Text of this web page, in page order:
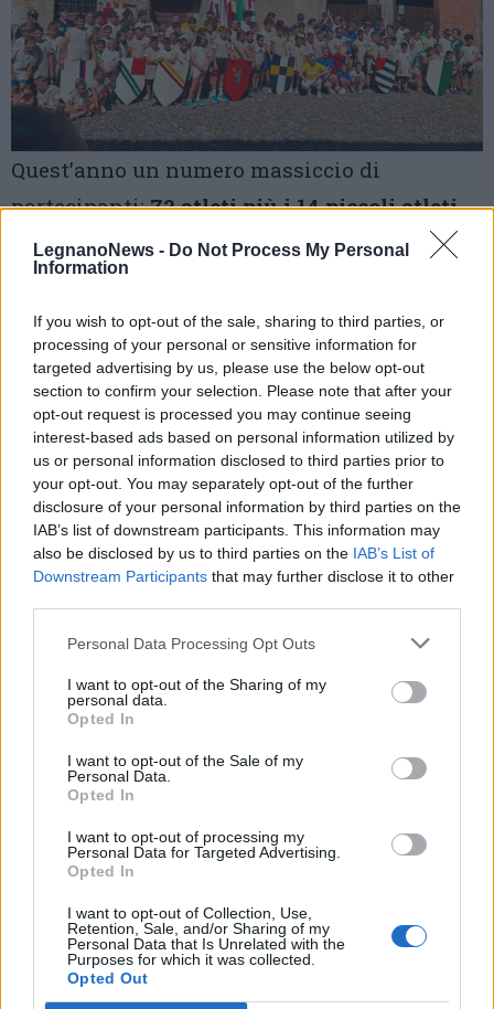
LegnanoNews - Do Not Process My Personal
Information
If you wish to opt-out of the sale, sharing to third parties, or
processing of your personal or sensitive information for
targeted advertising by us, please use the below opt-out
section to confirm your selection. Please note that after your
opt-out request is processed you may continue seeing
interest-based ads based on personal information utilized by
us or personal information disclosed to third parties prior to
your opt-out. You may separately opt-out of the further
disclosure of your personal information by third parties on the
IAB’s list of downstream participants. This information may
also be disclosed by us to third parties on the IAB’s List of
Downstream Participants that may further disclose it to other
Personal Data Processing Opt Outs
I want to opt-out of the Sharing of my
personal data.
Opted In
I want to opt-out of the Sale of my
Personal Data.
Opted In
I want to opt-out of processing my
Personal Data for Targeted Advertising.
Opted In
I want to opt-out of Collection, Use,
Retention, Sale, and/or Sharing of my
Personal Data that Is Unrelated with the
Purposes for which it was collected.
Opted Out
Quest’anno un numero massiccio di
partecipanti:72 atleti più i 14 piccoli atleti
della dimostrazione, che guidati dagli
allenatorie dai loro
con impegno, voglia di vincere, ma anche
tantasportivitàecorrettezza .
Valori fondamentali in un palio dove chichi
gareggia si allena insieme agli altri rioni ,
mettendo al primo posto l’amicizia.
Questa dunque laclassifica finale della Corsa
dei Cerchi,chedeterminerà la griglia di
partenza della Corsa delle Botti, il prossimo
fine settimana.